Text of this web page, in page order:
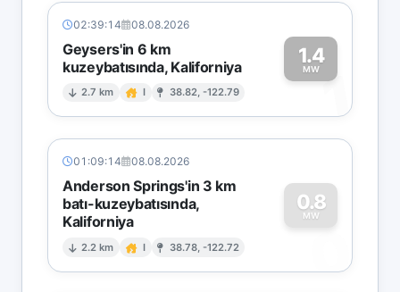
02:39:14 08.08.2026
Geysers'in 6 km
kuzeybatısında, Kaliforniya
2.7 km I 38.82, -122.79
1.4
MW1
01:09:14 08.08.2026
Anderson Springs'in 3 km
batı-kuzeybatısında,
Kaliforniya
2.2 km I 38.78, -122.72
0.8
MW
0